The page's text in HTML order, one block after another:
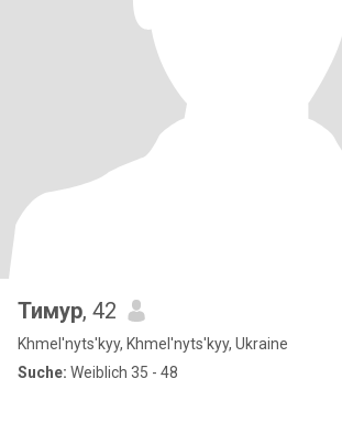
Тимур, 42
Khmel'nyts'kyy, Khmel'nyts'kyy, Ukraine
Suche: Weiblich 35 - 48